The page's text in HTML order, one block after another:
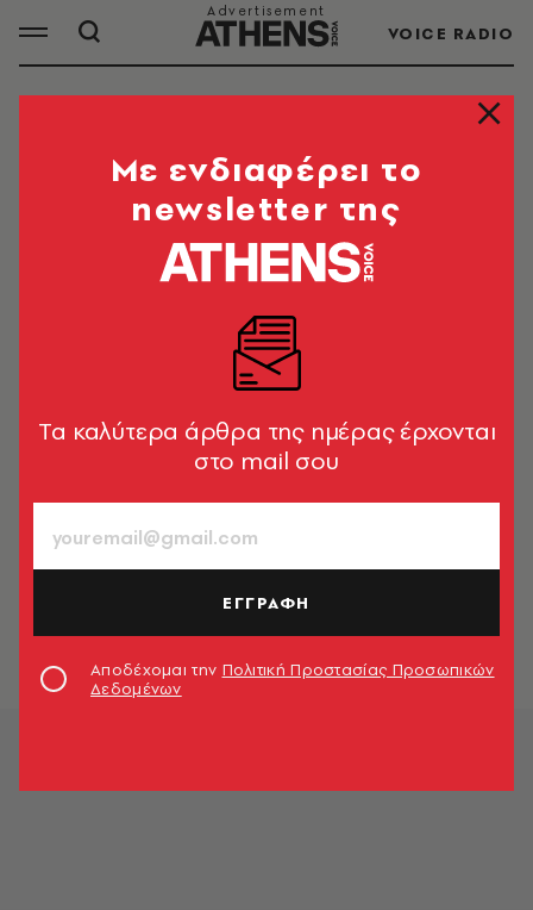
VOICE RADIO
ΠΡΟΘΕΣΜΙΑ
ΟΛΑ ΤΑ ΑΡΘΡΑ ΤΟΥ TAG
ΠΟΛΙΤΙΚΗ & ΟΙΚΟΝΟΜΙΑ
ημέρες η προθεσμία για την
πληρωμή της πρώτης δόσης
ΠΟΛΙΤΙΚΗ & ΟΙΚΟΝΟΜΙΑ
Δώρο Πάσχα 2026: Πώς
παραίτηση
Mε ενδιαφέρει το
newsletter της
Tα καλύτερα άρθρα της ημέρας έρχονται
στο mail σου
ΕΓΓΡΑΦΗ
Αποδέχομαι την Πολιτική Προστασίας Προσωπικών
Δεδομένων